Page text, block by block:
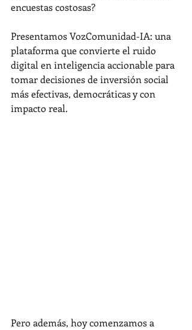
encuestas costosas?
Presentamos VozComunidad-IA: una
plataforma que convierte el ruido
digital en inteligencia accionable para
tomar decisiones de inversión social
más efectivas, democráticas y con
impacto real.
Pero además, hoy comenzamos a